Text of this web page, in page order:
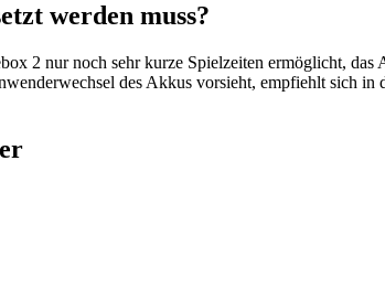
werden muss?
2 nur noch sehr kurze Spielzeiten ermöglicht,
des Akkus vorsieht, empfiehlt sich in